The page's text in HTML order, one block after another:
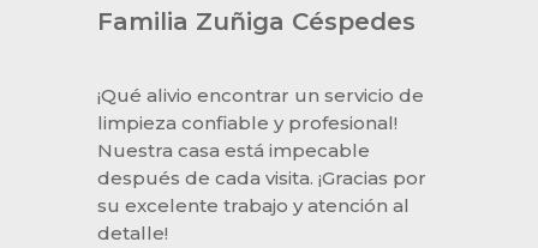
Familia Zuñiga Céspedes
¡Qué alivio encontrar un servicio de
limpieza confiable y profesional!
Nuestra casa está impecable
después de cada visita. ¡Gracias por
su excelente trabajo y atención al
detalle!